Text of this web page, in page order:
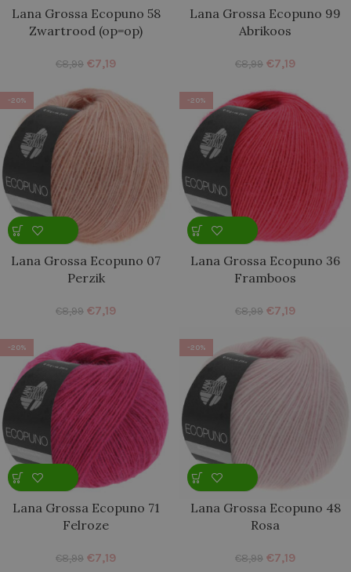
Lana Grossa Ecopuno 58
Zwartrood (op=op)
€8,99 €7,19
Lana Grossa Ecopuno 99
Abrikoos
€8,99 €7,19
-20%
Lana Grossa Ecopuno 07
Perzik
€8,99 €7,19
-20%
Lana Grossa Ecopuno 36
Framboos
€8,99 €7,19
-20%
Lana Grossa Ecopuno 71
Felroze
€8,99 €7,19
-20%
Lana Grossa Ecopuno 48
Rosa
€8,99 €7,19